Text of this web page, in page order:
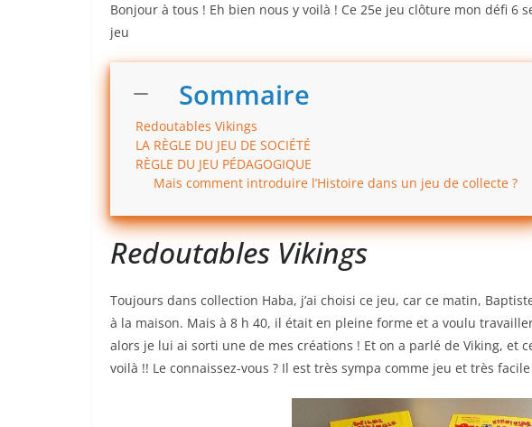
Bonjour à tous ! Eh bien nous y voilà ! Ce 25e jeu clôture mon défi 6
jeu
Sommaire
Redoutables Vikings
LA RÈGLE DU JEU DE SOCIÉTÉ
RÈGLE DU JEU PÉDAGOGIQUE
Mais comment introduire l’Histoire dans un jeu de collecte ?
Redoutables Vikings
Toujours dans collection Haba, j’ai choisi ce jeu, car ce matin,
à la maison. Mais à 8 h 40, il était en pleine forme et a voulu
alors je lui ai sorti une de mes créations ! Et on a parlé de Viking, et
voilà !! Le connaissez-vous ? Il est très sympa comme jeu et très